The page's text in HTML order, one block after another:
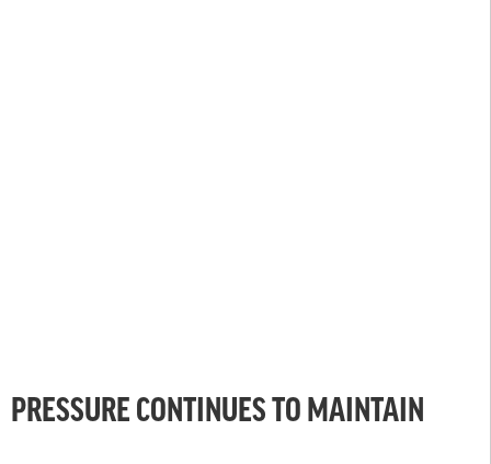
PRESSURE CONTINUES TO MAINTAIN